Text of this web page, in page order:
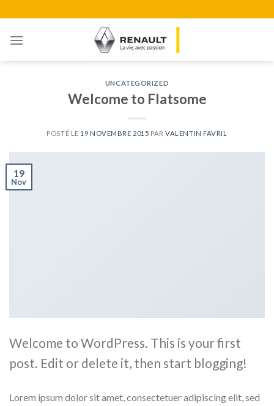
to
content
UNCATEGORIZED
Welcome to Flatsome
POSTÉ LE 19 NOVEMBRE 2015 PARVALENTIN FAVRIL
19
Nov
Welcome to WordPress. This is your first
post. Edit or delete it, then start blogging!
Lorem ipsum dolor sit amet, consectetuer adipiscing elit, sed